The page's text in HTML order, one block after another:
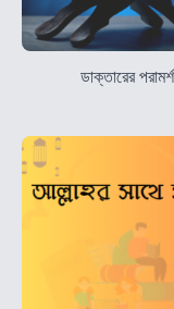
ডাক্তারের পরামর্শ